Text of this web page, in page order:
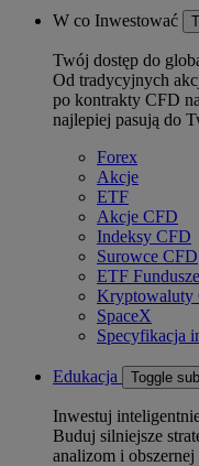
W co Inwestować
Twój dostęp do
Od tradycyjnych
po kontrakty CFD
najlepiej pasują do
Forex
Akcje
ETF
Akcje CFD
Indeksy CFD
Surowce CFD
ETF
Kryptowaluty
SpaceX
Specyfikacja
Edukacja Toggle
Inwestuj
Buduj silniejsze
analizom i